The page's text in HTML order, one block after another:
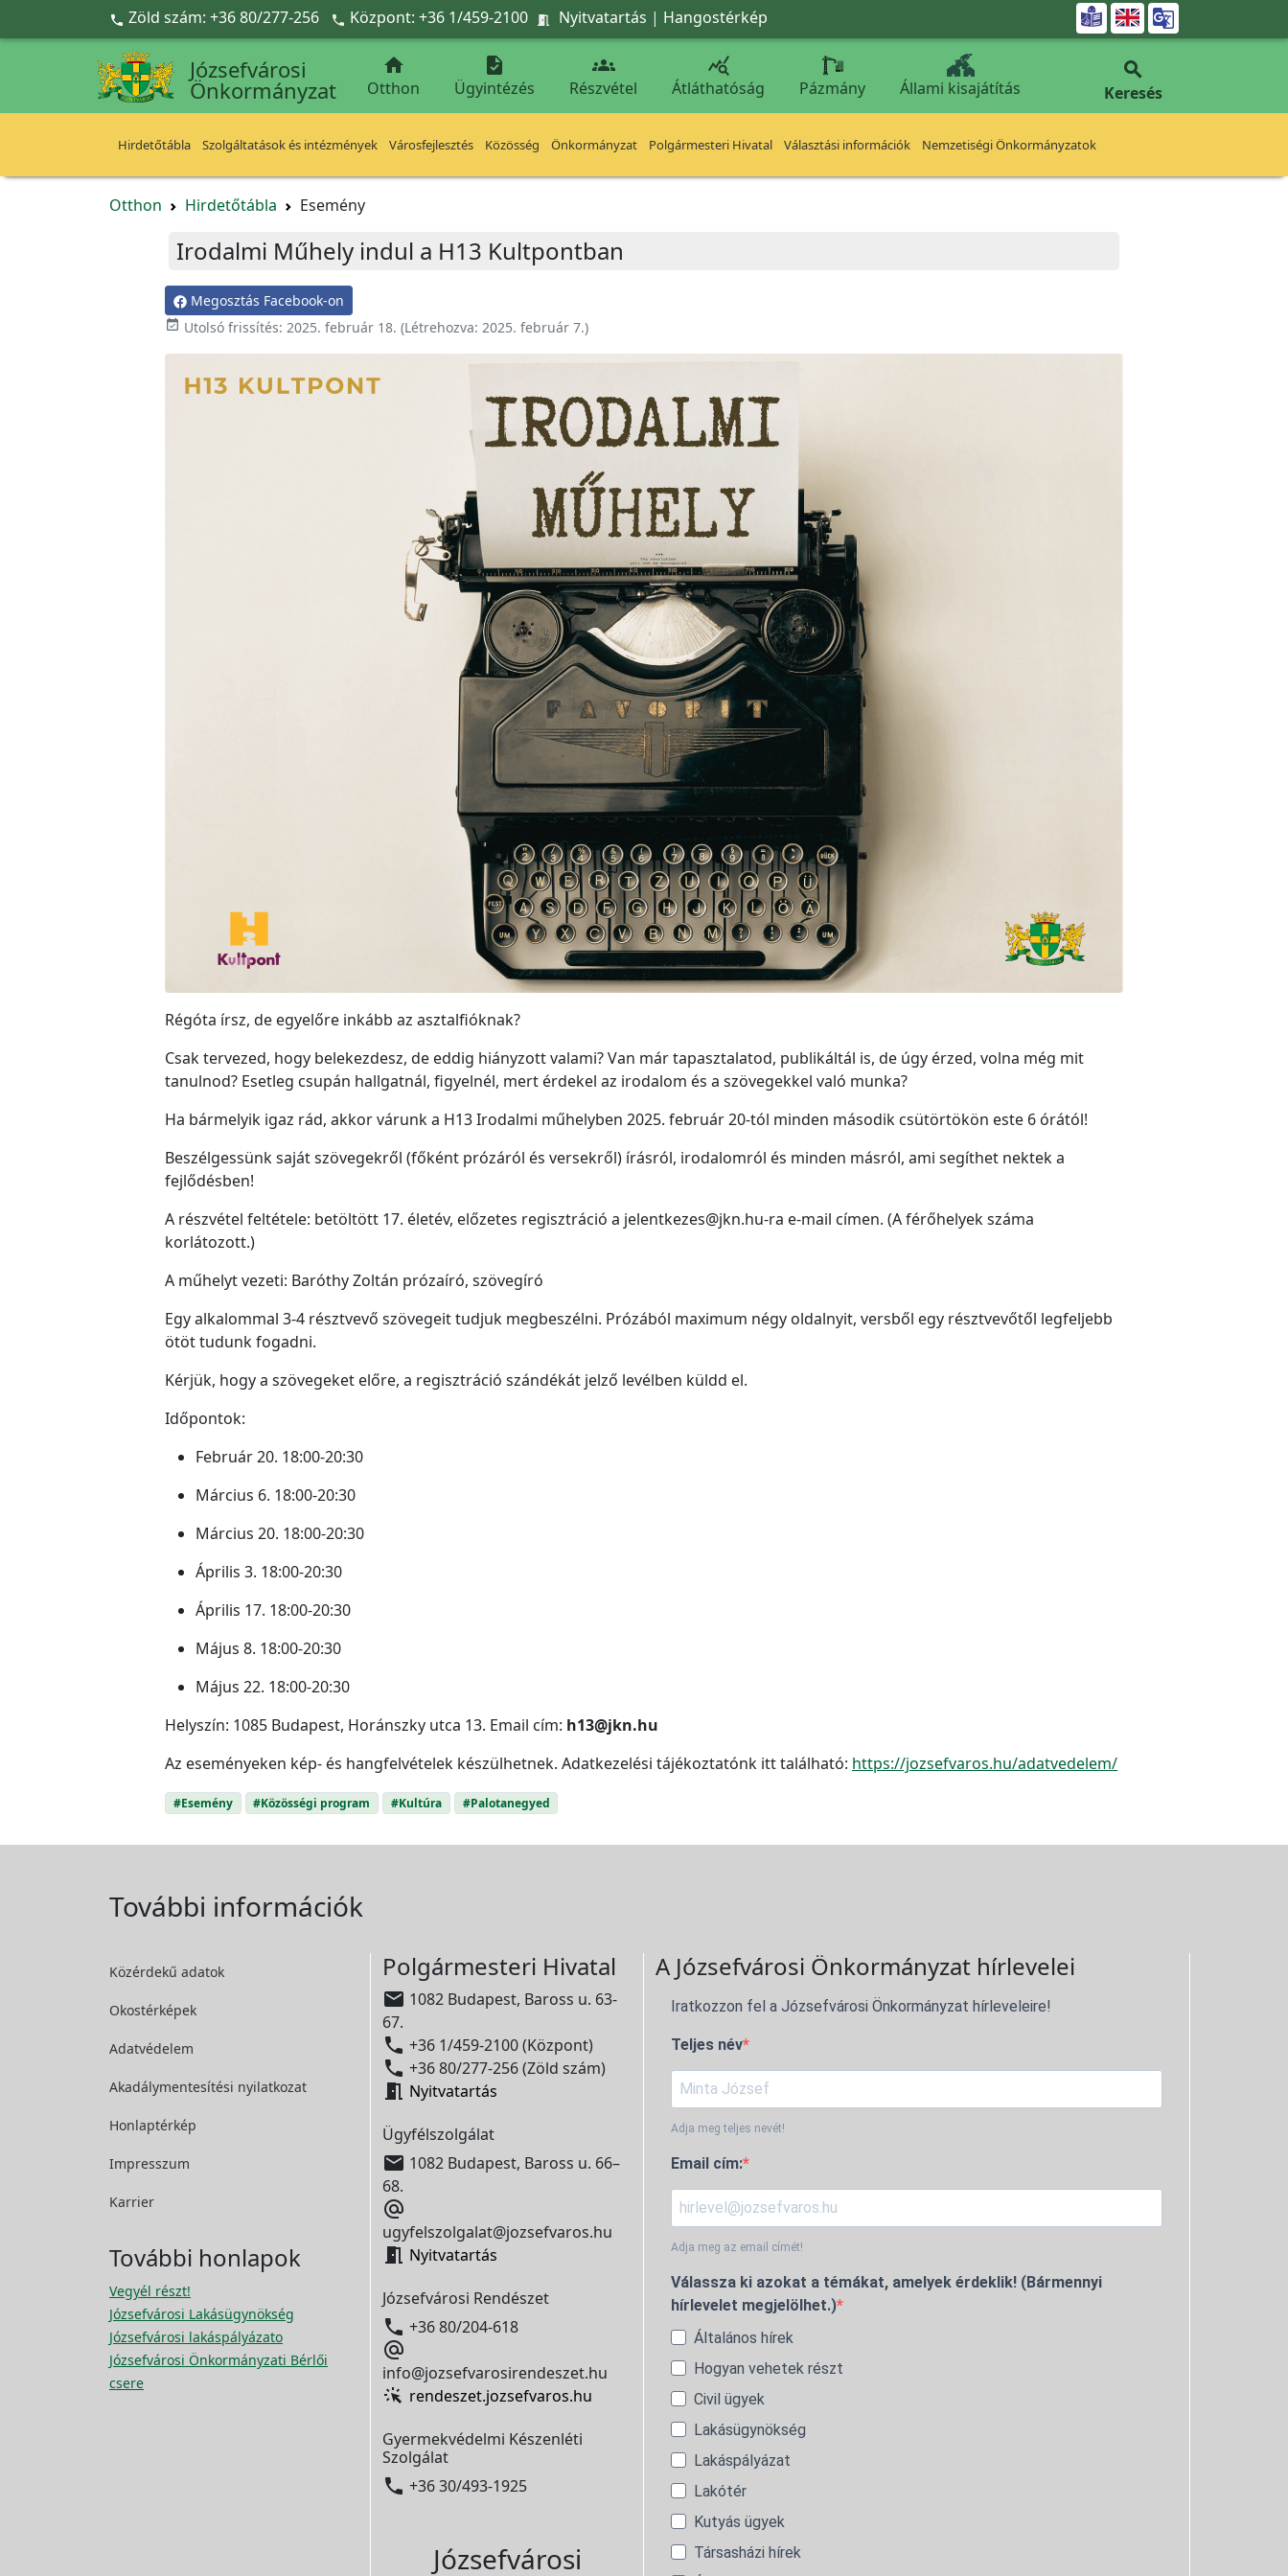
Ugrás a fő tartalomra
 Zöld szám: +36 80/277-256  Központ: +36 1/459-2100  Nyitvatartás | Hangostérkép 
Józsefvárosi
Önkormányzat

Otthon

Ügyintézés

Részvétel

Átláthatóság Pázmány Állami kisajátítás

Keresés
Hirdetőtábla Szolgáltatások és intézmények Városfejlesztés Közösség Önkormányzat Polgármesteri Hivatal Választási információk Nemzetiségi Önkormányzatok
Otthon Hirdetőtábla Esemény
Irodalmi Műhely indul a H13 Kultpontban
Megosztás Facebook-on
 Utolsó frissítés: 2025. február 18. (Létrehozva: 2025. február 7.)
Régóta írsz, de egyelőre inkább az asztalfióknak?
Csak tervezed, hogy belekezdesz, de eddig hiányzott valami? Van már tapasztalatod, publikáltál is, de úgy érzed, volna még mit
tanulnod? Esetleg csupán hallgatnál, figyelnél, mert érdekel az irodalom és a szövegekkel való munka?
Ha bármelyik igaz rád, akkor várunk a H13 Irodalmi műhelyben 2025. február 20-tól minden második csütörtökön este 6 órától!
Beszélgessünk saját szövegekről (főként prózáról és versekről) írásról, irodalomról és minden másról, ami segíthet nektek a
fejlődésben!
A részvétel feltétele: betöltött 17. életév, előzetes regisztráció a jelentkezes@jkn.hu-ra e-mail címen. (A férőhelyek száma
korlátozott.)
A műhelyt vezeti: Baróthy Zoltán prózaíró, szövegíró
Egy alkalommal 3-4 résztvevő szövegeit tudjuk megbeszélni. Prózából maximum négy oldalnyit, versből egy résztvevőtől legfeljebb
ötöt tudunk fogadni.
Kérjük, hogy a szövegeket előre, a regisztráció szándékát jelző levélben küldd el.
Időpontok:
Február 20. 18:00-20:30
Március 6. 18:00-20:30
Március 20. 18:00-20:30
Április 3. 18:00-20:30
Április 17. 18:00-20:30
Május 8. 18:00-20:30
Május 22. 18:00-20:30
Helyszín: 1085 Budapest, Horánszky utca 13. Email cím: h13@jkn.hu
Az eseményeken kép- és hangfelvételek készülhetnek. Adatkezelési tájékoztatónk itt található: https://jozsefvaros.hu/adatvedelem/
#Esemény #Közösségi program #Kultúra #Palotanegyed
További információk
Közérdekű adatok
Okostérképek
Adatvédelem
Akadálymentesítési nyilatkozat
Honlaptérkép
Impresszum
Karrier
További honlapok
Vegyél részt!
Józsefvárosi Lakásügynökség
Józsefvárosi lakáspályázato
Józsefvárosi Önkormányzati Bérlői
csere
Polgármesteri Hivatal
 1082 Budapest, Baross u. 63-
67.
 +36 1/459-2100 (Központ)
 +36 80/277-256 (Zöld szám)
 Nyitvatartás
Ügyfélszolgálat
 1082 Budapest, Baross u. 66–
68.

ugyfelszolgalat@jozsefvaros.hu
 Nyitvatartás
Józsefvárosi Rendészet
 +36 80/204-618

info@jozsefvarosirendeszet.hu
rendeszet.jozsefvaros.hu
Gyermekvédelmi Készenléti
Szolgálat
 +36 30/493-1925
Józsefvárosi
A Józsefvárosi Önkormányzat hírlevelei
Iratkozzon fel a Józsefvárosi Önkormányzat hírleveleire!
Teljes név
Adja meg teljes nevét!
Email cím:
Adja meg az email címét!
Válassza ki azokat a témákat, amelyek érdeklik! (Bármennyi
hírlevelet megjelölhet.)
Általános hírek
Hogyan vehetek részt
Civil ügyek
Lakásügynökség
Lakáspályázat
Lakótér
Kutyás ügyek
Társasházi hírek